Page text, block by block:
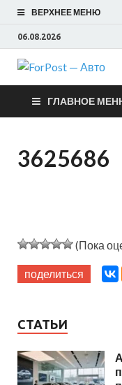
ВЕРХНЕЕ МЕНЮ
06.08.2026
ГЛАВНОЕ
3625686
(Пока
поделиться
СТАТЬИ